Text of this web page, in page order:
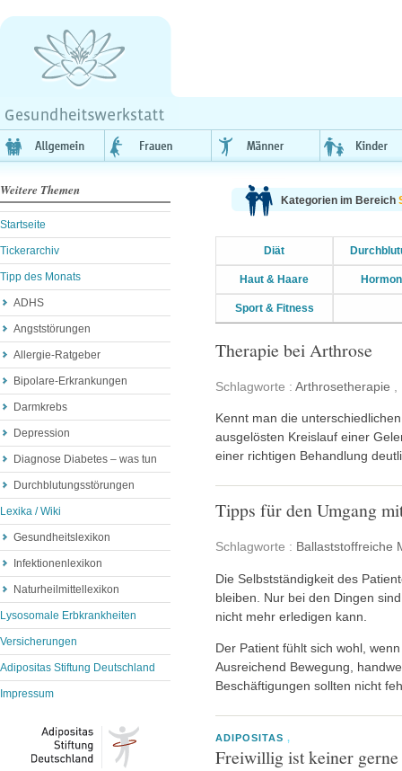
Weitere Themen
Startseite
Tickerarchiv
Tipp des Monats
ADHS
Angststörungen
Allergie-Ratgeber
Bipolare-Erkrankungen
Darmkrebs
Depression
Diagnose Diabetes – was tun
Durchblutungsstörungen
Lexika / Wiki
Gesundheitslexikon
Infektionenlexikon
Naturheilmittellexikon
Lysosomale Erbkrankheiten
Versicherungen
Adipositas Stiftung Deutschland
Impressum
Kategorien im Bereich
Diät
Haut & Haare
Sport & Fitness
Therapie bei Arthrose
Schlagworte : Arthrosetherapie
Kennt man die
ausgelösten Kreislauf einer
einer richtigen Behandlung
Tipps für den Umgang
Schlagworte : Ballaststoffreiche
Die Selbstständigkeit des
bleiben. Nur bei den Dingen
nicht mehr erledigen kann.
Der Patient fühlt sich wohl,
Ausreichend Bewegung,
Beschäftigungen sollten nicht
ADIPOSITAS ,
Freiwillig ist keiner